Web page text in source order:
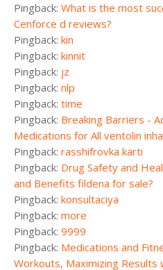
Pingback: What is the most
Cenforce d reviews?
Pingback: kin
Pingback: kinnit
Pingback: jz
Pingback: nlp
Pingback: time
Pingback: Breaking Barriers -
Medications for All ventolin
Pingback: rasshifrovka karti
Pingback: Drug Safety and
and Benefits fildena for sale?
Pingback: konsultaciya
Pingback: more
Pingback: 9999
Pingback: Medications and
Workouts, Maximizing Results